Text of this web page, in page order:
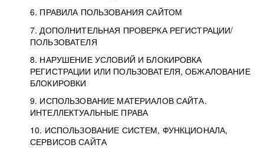
6. ПРАВИЛА ПОЛЬЗОВАНИЯ САЙТОМ
7. ДОПОЛНИТЕЛЬНАЯ ПРОВЕРКА РЕГИСТРАЦИИ/
ПОЛЬЗОВАТЕЛЯ
8. НАРУШЕНИЕ УСЛОВИЙ И БЛОКИРОВКА
РЕГИСТРАЦИИ ИЛИ ПОЛЬЗОВАТЕЛЯ, ОБЖАЛОВАНИЕ
БЛОКИРОВКИ
9. ИСПОЛЬЗОВАНИЕ МАТЕРИАЛОВ САЙТА.
ИНТЕЛЛЕКТУАЛЬНЫЕ ПРАВА
10. ИСПОЛЬЗОВАНИЕ СИСТЕМ, ФУНКЦИОНАЛА,
СЕРВИСОВ САЙТА